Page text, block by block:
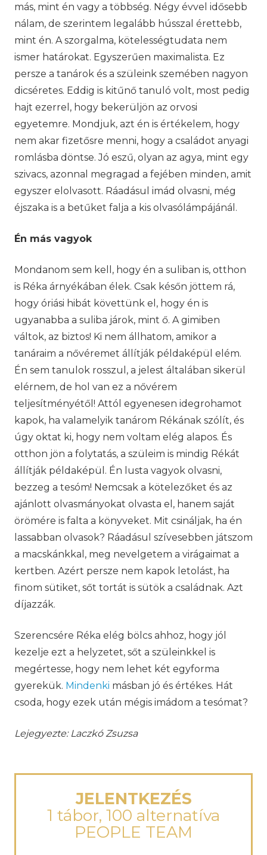
más, mint én vagy a többség. Négy évvel idősebb
nálam, de szerintem legalább hússzal érettebb,
mint én. A szorgalma, kötelességtudata nem
ismer határokat. Egyszerűen maximalista. Ez
persze a tanárok és a szüleink szemében nagyon
dicséretes. Eddig is kitűnő tanuló volt, most pedig
hajt ezerrel, hogy bekerüljön az orvosi
egyetemre. Mondjuk, azt én is értékelem, hogy
nem akar fizetősre menni, hogy a családot anyagi
romlásba döntse. Jó eszű, olyan az agya, mint egy
szivacs, azonnal megragad a fejében minden, amit
egyszer elolvasott. Ráadásul imád olvasni, még
éjszaka is a betűket falja a kis olvasólámpájánál.
Én más vagyok
Mondanom sem kell, hogy én a suliban is, otthon
is Réka árnyékában élek. Csak későn jöttem rá,
hogy óriási hibát követtünk el, hogy én is
ugyanabba a suliba járok, mint ő. A gimiben
váltok, az biztos! Ki nem állhatom, amikor a
tanáraim a nővéremet állítják példaképül elém.
Én sem tanulok rosszul, a jelest általában sikerül
elérnem, de hol van ez a nővérem
teljesítményétől! Attól egyenesen idegrohamot
kapok, ha valamelyik tanárom Rékának szólít, és
úgy oktat ki, hogy nem voltam elég alapos. És
otthon jön a folytatás, a szüleim is mindig Rékát
állítják példaképül. Én lusta vagyok olvasni,
bezzeg a tesóm! Nemcsak a kötelezőket és az
ajánlott olvasmányokat olvasta el, hanem saját
örömére is falta a könyveket. Mit csináljak, ha én
lassabban olvasok? Ráadásul szívesebben játszom
a macskánkkal, meg nevelgetem a virágaimat a
kertben. Azért persze nem kapok letolást, ha
finom sütiket, sőt tortát is sütök a családnak. Azt
díjazzák.
Szerencsére Réka elég bölcs ahhoz, hogy jól
kezelje ezt a helyzetet, sőt a szüleinkkel is
megértesse, hogy nem lehet két egyforma
gyerekük. Mindenki másban jó és értékes. Hát
csoda, hogy ezek után mégis imádom a tesómat?
Lejegyezte: Laczkó Zsuzsa
JELENTKEZÉS
1 tábor, 100 alternatíva
PEOPLE TEAM